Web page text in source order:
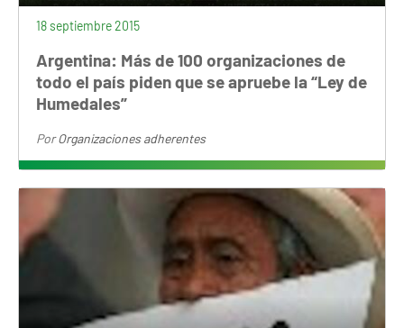
18 septiembre 2015
Argentina: Más de 100 organizaciones de
todo el país piden que se apruebe la “Ley de
Humedales”
PorOrganizaciones adherentes